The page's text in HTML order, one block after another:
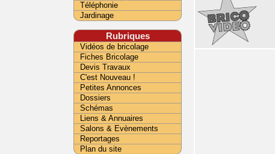
Téléphonie
Jardinage
Rubriques
Vidéos de bricolage
Fiches Bricolage
Devis Travaux
C'est Nouveau !
Petites Annonces
Dossiers
Schémas
Liens & Annuaires
Salons & Evènements
Reportages
Plan du site